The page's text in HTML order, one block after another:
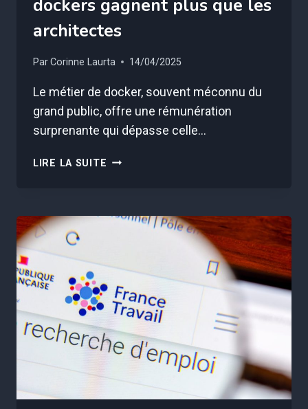
dockers gagnent plus que les
architectes
ParCorinne Laurta 14/04/2025
Le métier de docker, souvent méconnu du
grand public, offre une rémunération
surprenante qui dépasse celle…
LIRE LA SUITE 3600€
CES
PLUS
QUE
LES
ARCHITECTES